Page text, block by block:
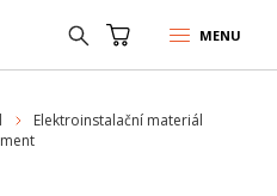
MENU
Elektroinstalační materiál